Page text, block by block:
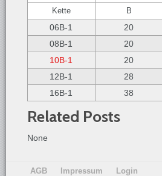
Kette
B
06B-1 20
08B-1
20
10B-1
20
12B-1
28
16B-1
38
Related Posts
None
AGB Impressum Login